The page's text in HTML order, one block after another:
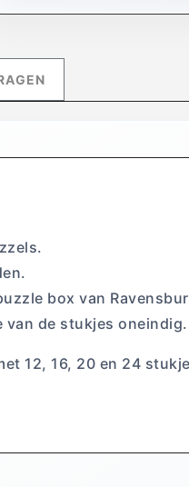
box van
van de stukjes oneindig.
12, 16, 20 en 24